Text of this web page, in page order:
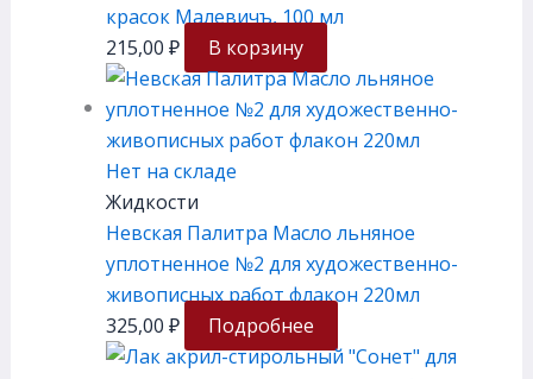
красок Малевичъ, 100 мл
215,00 ₽ В корзину
Нет на складе
Жидкости
Невская Палитра Масло льняное
уплотненное №2 для художественно-
живописных работ флакон 220мл
325,00 ₽ Подробнее